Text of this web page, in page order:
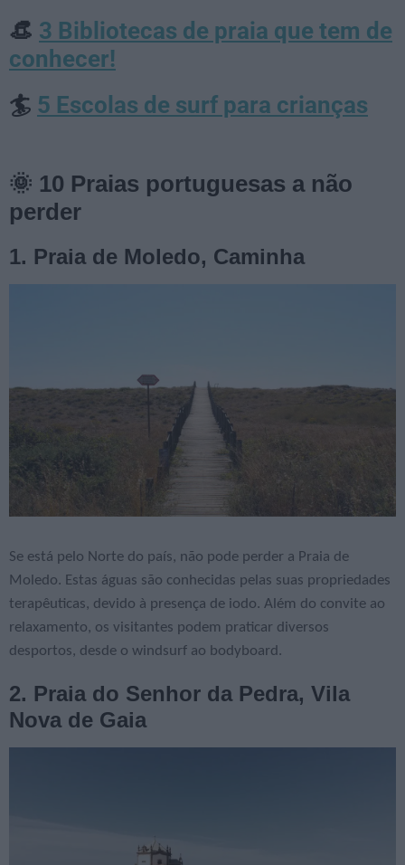
👒 3 Bibliotecas de praia que tem de
conhecer!
🏄 5 Escolas de surf para crianças
🌞 10 Praias portuguesas a não
perder
1. Praia de Moledo, Caminha
Se está pelo Norte do país, não pode perder a Praia de
Moledo. Estas águas são conhecidas pelas suas propriedades
terapêuticas, devido à presença de iodo. Além do convite ao
relaxamento, os visitantes podem praticar diversos
desportos, desde o windsurf ao bodyboard.
2. Praia do Senhor da Pedra, Vila
Nova de Gaia